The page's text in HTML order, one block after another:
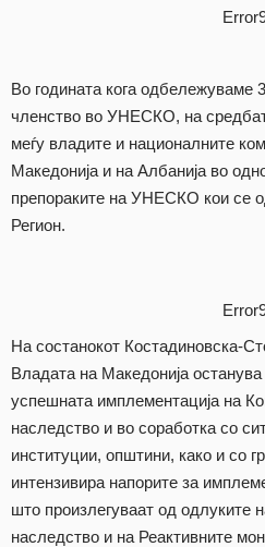
Во годината кога одбележуваме
членство во УНЕСКО, на
меѓу владите и националните
Македонија и на Албанија во
препораките на УНЕСКО кои се
Регион.
На состанокот Костадиновска-
Владата на Македонија
успешната имплементација на
наследство и во соработка со
институции, општини, како и со
интензивира напорите за
што произлегуваат од одлуките
наследство и на Реактивните